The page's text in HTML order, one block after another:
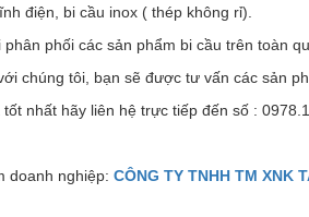
điện, bi cầu inox ( thép không rỉ).
phân phối các sản phẩm bi cầu trên toàn
chúng tôi, bạn sẽ được tư vấn các sản
nhất hãy liên hệ trực tiếp đến số :
doanh nghiệp: CÔNG TY TNHH TM XNK